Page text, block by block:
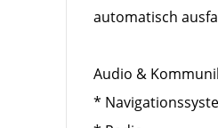
automatisch
Audio &
*